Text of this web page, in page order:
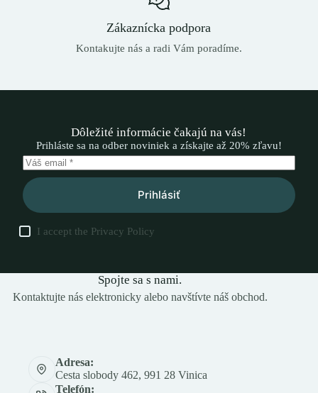
Zákaznícka podpora
Kontakujte nás a radi Vám poradíme.
Dôležité informácie čakajú na vás!
Prihláste sa na odber noviniek a získajte až 20% zľavu!
Prihlásiť
I accept the Privacy Policy
Spojte sa s nami.
Kontaktujte nás elektronicky alebo navštívte náš obchod.
Adresa:
Cesta slobody 462, 991 28 Vinica
Telefón: